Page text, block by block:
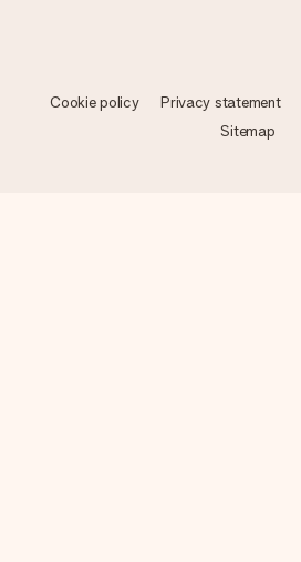
Cookie policy Privacy statement
Sitemap